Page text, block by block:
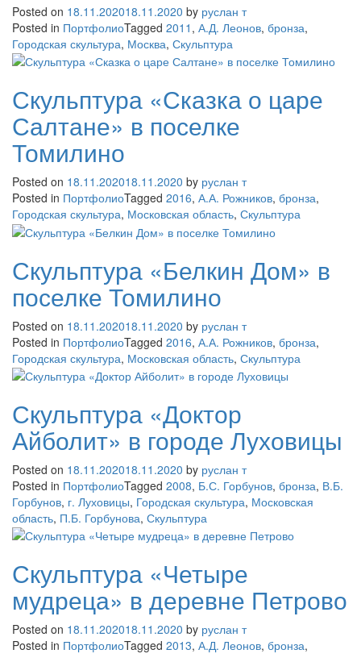
Posted on 18.11.202018.11.2020 by руслан т
Posted in ПортфолиоTagged 2011 , А.Д. Леонов, бронза,
Городская скультура, Москва, Скульптура
Скульптура «Сказка о царе
Салтане» в поселке
Томилино
Posted on 18.11.202018.11.2020 by руслан т
Posted in ПортфолиоTagged 2016, А.А. Рожников, бронза,
Городская скультура, Московская область, Скульптура
Скульптура «Белкин Дом» в
поселке Томилино
Posted on 18.11.202018.11.2020 by руслан т
Posted in ПортфолиоTagged 2016, А.А. Рожников, бронза,
Городская скультура, Московская область, Скульптура
Скульптура «Доктор
Айболит» в городе Луховицы
Posted on 18.11.202018.11.2020 by руслан т
Posted in ПортфолиоTagged 2008, Б.С. Горбунов, бронза, В.Б.
Горбунов, г. Луховицы, Городская скультура, Московская
область, П.Б. Горбунова, Скульптура
Скульптура «Четыре
мудреца» в деревне Петрово
Posted on 18.11.202018.11.2020 by руслан т
Posted in ПортфолиоTagged 2013, А.Д. Леонов, бронза,